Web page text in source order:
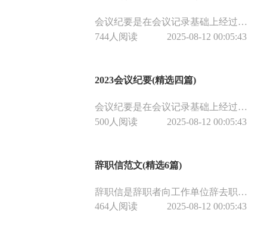
会议纪要是在会议记录基础上经过加工、整理出来的一种记叙性和介绍性的文件。包括会议的基本情况、主要精神及中心内容，便于向上级汇报或向有关人员传达及分发。
744人阅读
2025-08-12 00:05:43
2023会议纪要(精选四篇)
会议纪要是在会议记录基础上经过加工、整理出来的一种记叙性和介绍性的文件。包括会议的基本情况、主要精神及中心内容，便于向上级汇报或向有关人员传达及分发。整理加工时或按会议程序记叙，或按会议内容概括出来的几个问题逐一叙述。纪要要求会议程序清楚，目的明确，中心突出，概括准确，层次分明，语言简练。
500人阅读
2025-08-12 00:05:43
辞职信范文(精选6篇)
辞职信是辞职者向工作单位辞去职务时写的书信，也叫辞职书或辞呈。辞职信是辞职者在辞去职务时的一个必要程序，通常由标题、称谓、正文、结语、署名与日期五部分构成。下面是小编整理的六篇辞职信范文，希望对大家有所帮助。
464人阅读
2025-08-12 00:05:43